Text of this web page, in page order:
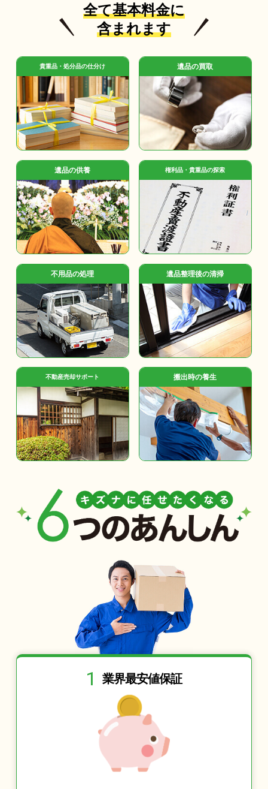
全て基本料金に
含まれます
貴重品・処分品の仕分け 遺品の買取
遺品の供養 権利品・貴重品の探索
不用品の処理 遺品整理後の清掃
不動産売却サポート 搬出時の養生
1 業界最安値保証